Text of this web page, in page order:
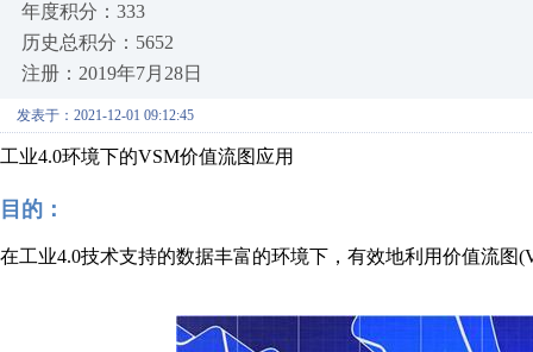
年度积分：333
历史总积分：5652
注册：2019年7月28日
发表于：2021-12-01 09:12:45
工业4.0环境下的VSM价值流图应用
目的：
在工业4.0技术支持的数据丰富的环境下，有效地利用价值流图